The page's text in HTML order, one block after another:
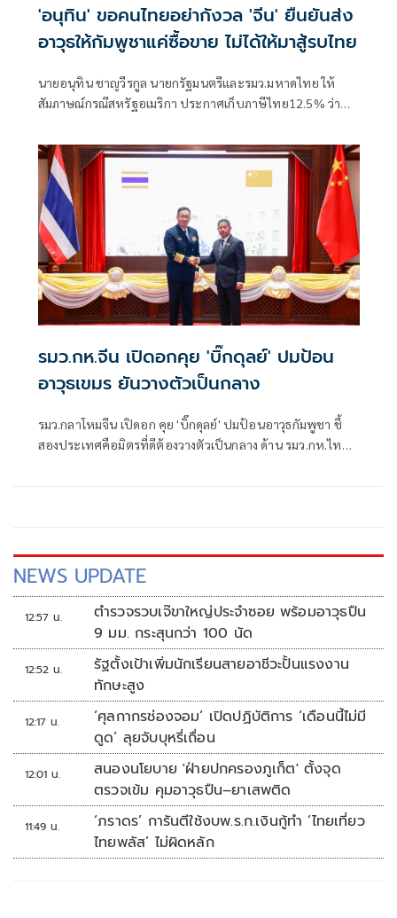
'อนุทิน' ขอคนไทยอย่ากังวล 'จีน' ยืนยันส่ง
อาวุธให้กัมพูชาแค่ซื้อขาย ไม่ได้ให้มาสู้รบไทย
นายอนุทิน ชาญวีรกูล นายกรัฐมนตรีและรมว.มหาดไทย ให้
สัมภาษณ์กรณีสหรัฐอเมริกา ประกาศเก็บภาษีไทย12.5% ว่า
12.5% ตนเร่งให้หน่วยงานที่เกี่ยวของไปดำเนินการแก้ไข ซึ่งมี
เรื่องที่เกี่ยวกับแรงงานภาคบังคับอะไรสักอย่างหนึ่ง ตนยังต้อง
ไปลงในรายละเอียดว่าทำไมไม่มีการดำเนินการด้านนี้ให้เ
รมว.กห.จีน เปิดอกคุย 'บิ๊กดุลย์' ปมป้อน
อาวุธเขมร ยันวางตัวเป็นกลาง
รมว.กลาโหมจีน เปิดอก คุย 'บิ๊กดุลย์' ปมป้อนอาวุธกัมพูชา ชี้
สองประเทศคือมิตรที่ดีต้องวางตัวเป็นกลาง ด้าน รมว.กห.ไทย
NEWS UPDATE
12:57 น.
ตำรวจรวบเจ๊ขาใหญ่ประจำซอย พร้อมอาวุธปืน
9 มม. กระสุนกว่า 100 นัด
12:52 น.
รัฐตั้งเป้าเพิ่มนักเรียนสายอาชีวะปั้นแรงงาน
ทักษะสูง
12:17 น.
‘ศุลกากรช่องจอม’ เปิดปฏิบัติการ ‘เดือนนี้ไม่มี
ดูด’ ลุยจับบุหรี่เถื่อน
12:01 น.
สนองนโยบาย 'ฝ่ายปกครองภูเก็ต' ตั้งจุด
ตรวจเข้ม คุมอาวุธปืน–ยาเสพติด
11:49 น.
‘ภราดร’ การันตีใช้งบพ.ร.ก.เงินกู้ทำ ‘ไทยเที่ยว
ไทยพลัส’ ไม่ผิดหลัก